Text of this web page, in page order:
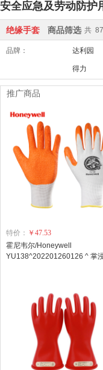
安全应急及劳动防护
绝缘手套 商品筛选 共 87
品牌： 达利园
得力
推广商品
特价： ￥47.53
霍尼韦尔/Honeywell
YU138^202201260126 ^ 掌